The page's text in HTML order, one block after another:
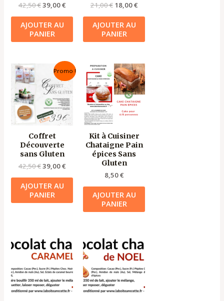
42,50€39,00€
AJOUTER AU
PANIER
21,00€ 18,00€
AJOUTER AU
PANIER
Promo !
Coffret
Découverte
sans Gluten
42,50€
prix
initial
était :
42,50 €.
39,00€
prix
est :
39,00 €.
AJOUTER AU
PANIER
Kit à Cuisiner
Chataigne Pain
épices Sans
Gluten
8,50€
AJOUTER AU
PANIER